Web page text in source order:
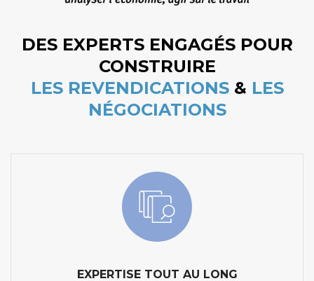
DES EXPERTS ENGAGÉS POUR
CONSTRUIRE
LES REVENDICATIONS& LES
NÉGOCIATIONS
EXPERTISE TOUT AU LONG